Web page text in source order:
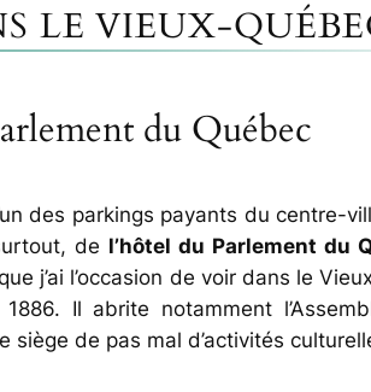
LE VIEUX-
du Québec
des parkings payants du centre-
de l’hôtel du Parlement du
j’ai l’occasion de voir dans le
Il abrite notamment
siège de pas mal d’activités